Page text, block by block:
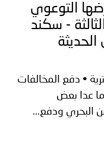
التوعوي
- سكند
• دفع المخالفات
عدا بعض
البحري ودفع...